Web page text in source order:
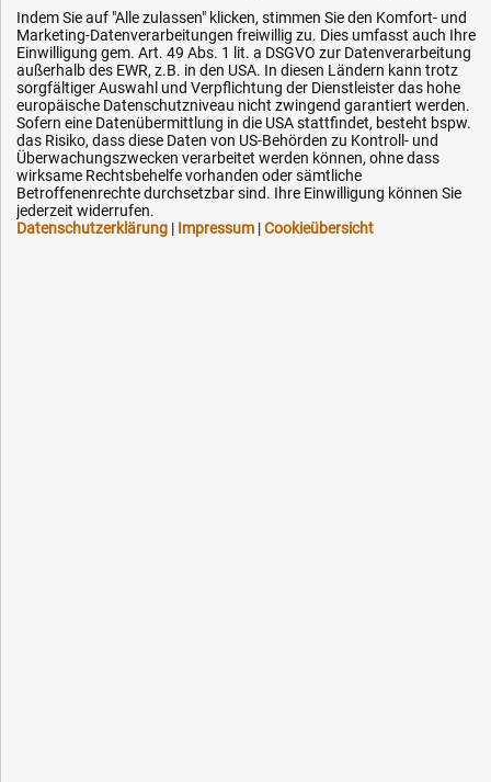
OEM-Ersatzteile
Technik-Hilfe
Downloads
Kontakt
Ihre Hytec-Hydraulik Vorteile
Schneller Versand, meist am selben Tag
Indem Sie auf "Alle zulassen" klicken, stimmen Sie den Komfort- und
Marketing-Datenverarbeitungen freiwillig zu. Dies umfasst auch Ihre
Einwilligung gem. Art. 49 Abs. 1 lit. a DSGVO zur Datenverarbeitung
außerhalb des EWR, z.B. in den USA. In diesen Ländern kann trotz
sorgfältiger Auswahl und Verpflichtung der Dienstleister das hohe
europäische Datenschutzniveau nicht zwingend garantiert werden.
Sofern eine Datenübermittlung in die USA stattfindet, besteht bspw.
das Risiko, dass diese Daten von US-Behörden zu Kontroll- und
Überwachungszwecken verarbeitet werden können, ohne dass
wirksame Rechtsbehelfe vorhanden oder sämtliche
Betroffenenrechte durchsetzbar sind. Ihre Einwilligung können Sie
jederzeit widerrufen.
Datenschutzerklärung | Impressum |Cookieübersicht